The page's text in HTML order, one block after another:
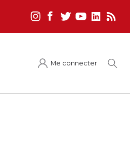
Me connecter